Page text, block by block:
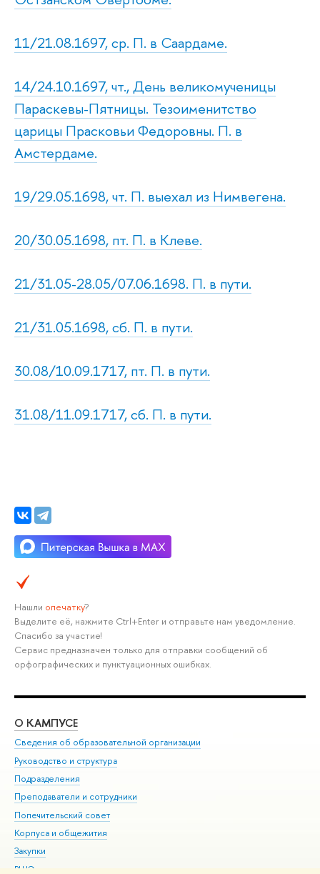
11/21.08.1697, ср. П. в Саардаме.
14/24.10.1697, чт., День великомученицы
Параскевы-Пятницы. Тезоименитство
царицы Прасковьи Федоровны. П. в
Амстердаме.
19/29.05.1698, чт. П. выехал из Нимвегена.
20/30.05.1698, пт. П. в Клеве.
21/31.05-28.05/07.06.1698. П. в пути.
21/31.05.1698, сб. П. в пути.
30.08/10.09.1717, пт. П. в пути.
31.08/11.09.1717, сб. П. в пути.
Нашли опечатку?
Выделите её, нажмите Ctrl+Enter и отправьте нам уведомление.
Спасибо за участие!
Сервис предназначен только для отправки сообщений об
орфографических и пунктуационных ошибках.
О КАМПУСЕ
Сведения об образовательной организации
Руководство и структура
Подразделения
Преподаватели и сотрудники
Попечительский совет
Корпуса и общежития
Закупки
ВШЭ для студентов с ограниченными возможностями